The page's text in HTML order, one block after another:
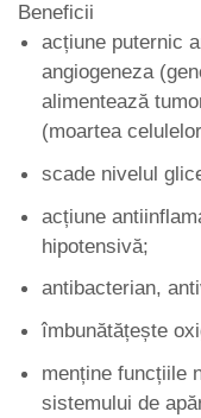
Beneficii
acțiune puternic
angiogeneza
alimentează
(moartea
scade nivelul
acțiune
hipotensivă;
antibacterian,
îmbunătățește
menține funcțiile
sistemului de